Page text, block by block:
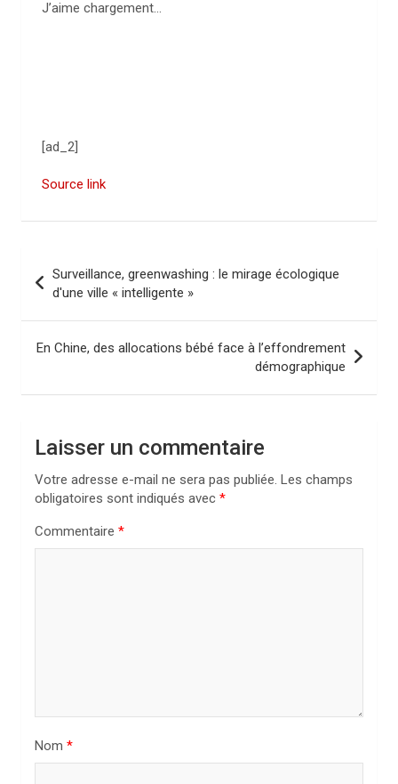
J’aime chargement…
[ad_2]
Source link
v
a
Surveillance, greenwashing : le mirage écologique
d'une ville « intelligente »
En Chine, des allocations bébé face à l’effondrement
démographique
Laisser un commentaire
Votre adresse e-mail ne sera pas publiée. Les champs
obligatoires sont indiqués avec *
Commentaire *
Nom *